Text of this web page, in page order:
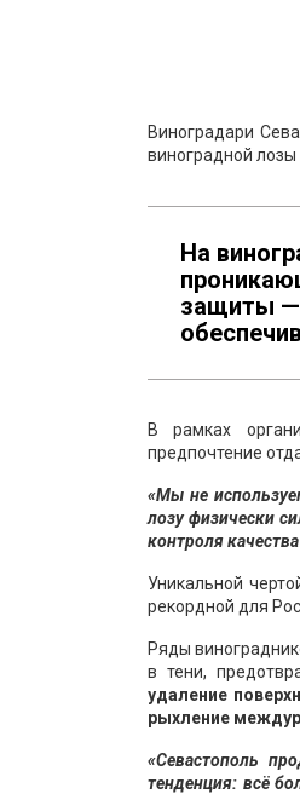
Виноградари
виноградной лозы
На
защиты —
В рамках
предпочтение
«Мы не
лозу физически
контроля
Уникальной
рекордной для
Ряды
в тени,
удаление
рыхление
«Севастополь
тенденция: всё